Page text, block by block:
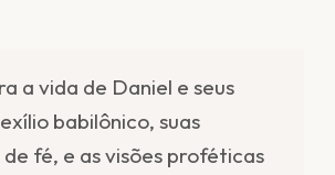
a vida de Daniel e seus
babilônico, suas
fé, e as visões proféticas